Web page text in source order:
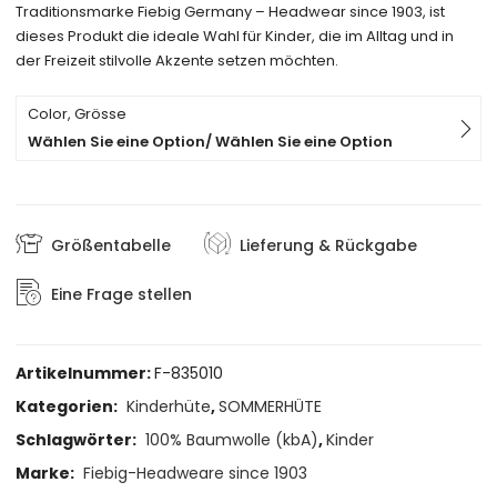
Traditionsmarke Fiebig Germany – Headwear since 1903, ist
dieses Produkt die ideale Wahl für Kinder, die im Alltag und in
der Freizeit stilvolle Akzente setzen möchten.
Color, Grösse
Wählen Sie eine Option/ Wählen Sie eine Option
Größentabelle Lieferung & Rückgabe
Eine Frage stellen
Artikelnummer:F-835010
Kategorien: Kinderhüte,SOMMERHÜTE
Schlagwörter: 100% Baumwolle (kbA),Kinder
Marke: Fiebig-Headweare since 1903